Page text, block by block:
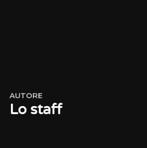
AUTORE
Lo staff